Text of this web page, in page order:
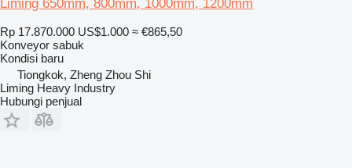
Liming 650mm, 800mm, 1000mm, 1200mm
Rp 17.870.000 US$1.000 ≈ €865,50
Konveyor sabuk
Kondisi baru
Tiongkok, Zheng Zhou Shi
Liming Heavy Industry
Hubungi penjual